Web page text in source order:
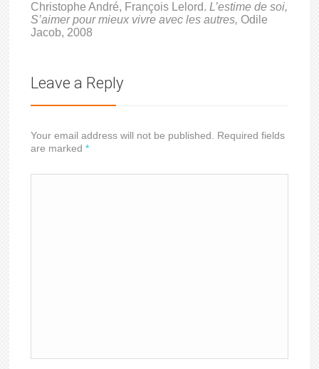
Christophe André, François Lelord. L’estime de soi,
S’aimer pour mieux vivre avec les autres, Odile
Jacob, 2008
Leave a Reply
Your email address will not be published. Required fields
are marked*